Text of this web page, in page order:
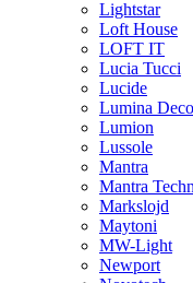
Lightstar
Loft House
LOFT IT
Lucia Tucci
Lucide
Lumina Deco
Lumion
Lussole
Mantra
Mantra
Markslojd
Maytoni
MW-Light
Newport